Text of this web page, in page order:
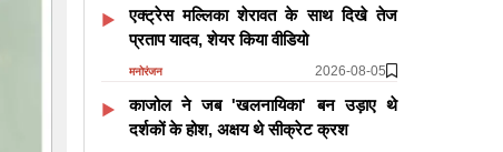
एक्ट्रेस मल्लिका शेरावत के साथ दिखे तेज
प्रताप यादव, शेयर किया वीडियो
मनोरंजन 2026-08-05
काजोल ने जब 'खलनायिका' बन उड़ाए थे
दर्शकों के होश, अक्षय थे सीक्रेट क्रश